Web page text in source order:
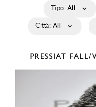
Tipo: All
Città: All
PRESSIAT FALL/